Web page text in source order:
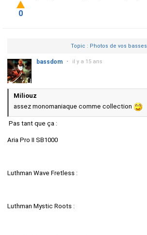
0
Topic : Photos de vos basses
bassdom • il y a 15 ans
Miliouz
assez monomaniaque comme collection
Pas tant que ça :
Aria Pro II SB1000
Luthman Wave Fretless :
Luthman Mystic Roots :